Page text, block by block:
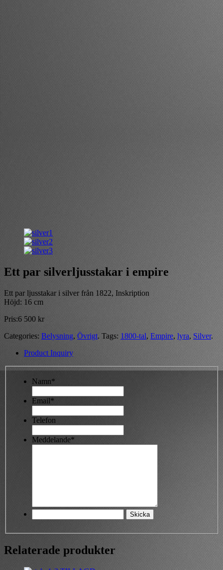
Ett par silverljusstakar i empire
Ett par ljusstakar i silver från 1822, Inskription
Höjd: 16 cm
Pris:6 500 kr
Categories: Belysning, Övrigt. Tags: 1800-tal, Empire, lyra, Silver.
Product Inquiry
Namn*
Email*
Telefon
Meddelande*
Relaterade produkter